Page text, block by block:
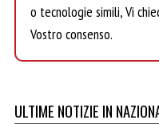
o tecnologie simili, Vi
Vostro consenso.
ULTIME NOTIZIE IN